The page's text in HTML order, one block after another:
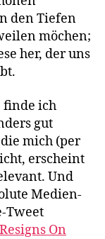
den Tiefen
möchen;
her, der uns
finde ich
gut
mich (per
erscheint
Und
Medien-
Tweet
On